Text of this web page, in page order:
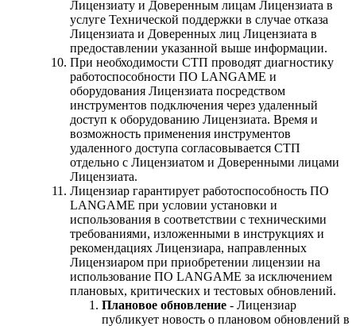
Лицензиату и Доверенным лицам Лицензиата в
услуге Технической поддержки в случае отказа
Лицензиата и Доверенных лиц Лицензиата в
предоставлении указанной выше информации.
При необходимости СТП проводят диагностику
работоспособности ПО LANGAME и
оборудования Лицензиата посредством
инструментов подключения через удаленный
доступ к оборудованию Лицензиата. Время и
возможность применения инструментов
удаленного доступа согласовывается СТП
отдельно с Лицензиатом и Доверенными лицами
Лицензиата.
Лицензиар гарантирует работоспособность ПО
LANGAME при условии установки и
использования в соответствии с техническими
требованиями, изложенными в инструкциях и
рекомендациях Лицензиара, направленных
Лицензиаром при приобретении лицензии на
использование ПО LANGAME за исключением
плановых, критических и тестовых обновлений.
Плановое обновление - Лицензиар
публикует новость о плановом обновлений в